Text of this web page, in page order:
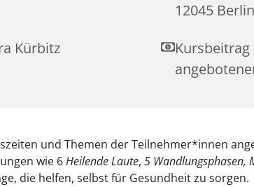
12045 Berlin
Kürbitz
Kursbeitrag
und Themen der Teilnehmer*innen
wie 6Heilende Laute, 5 Wandlungsphasen,
die helfen, selbst für Gesundheit zu sorgen.